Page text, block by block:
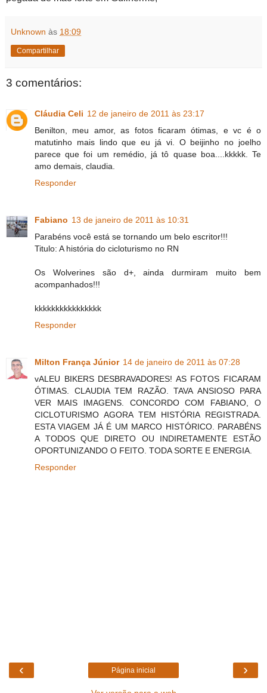
Unknown às 18:09
Compartilhar
3 comentários:
Cláudia Celi 12 de janeiro de 2011 às 23:17
Benilton, meu amor, as fotos ficaram ótimas, e vc é o
matutinho mais lindo que eu já vi. O beijinho no joelho
parece que foi um remédio, já tô quase boa....kkkkk. Te
amo demais, claudia.
Responder
Fabiano 13 de janeiro de 2011 às 10:31
Parabéns você está se tornando um belo escritor!!!
Titulo: A história do cicloturismo no RN
Os Wolverines são d+, ainda durmiram muito bem
acompanhados!!!
kkkkkkkkkkkkkkkk
Responder
Milton França Júnior 14 de janeiro de 2011 às 07:28
vALEU BIKERS DESBRAVADORES! AS FOTOS FICARAM
ÓTIMAS. CLAUDIA TEM RAZÃO. TAVA ANSIOSO PARA
VER MAIS IMAGENS. CONCORDO COM FABIANO, O
CICLOTURISMO AGORA TEM HISTÓRIA REGISTRADA.
ESTA VIAGEM JÁ É UM MARCO HISTÓRICO. PARABÉNS
A TODOS QUE DIRETO OU INDIRETAMENTE ESTÃO
OPORTUNIZANDO O FEITO. TODA SORTE E ENERGIA.
Responder
‹ ›
Página inicial